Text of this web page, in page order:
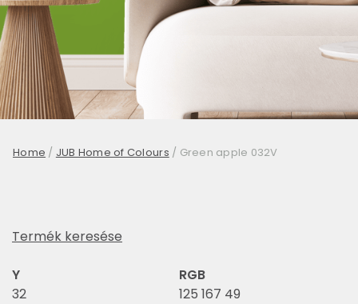
Home / JUB Home of Colours / Green apple 032V
Termék keresése
Y
32
RGB
125 167 49